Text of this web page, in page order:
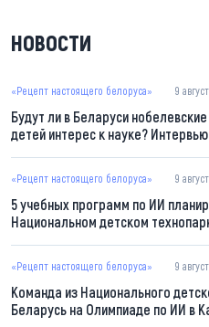
НОВОСТИ
«Рецепт настоящего белоруса» 9
Будут ли в Беларуси
детей интерес к науке?
«Рецепт настоящего белоруса» 9
5 учебных программ по ИИ
Национальном детском
«Рецепт настоящего белоруса» 9
Команда из Национального
Беларусь на Олимпиаде по ИИ в